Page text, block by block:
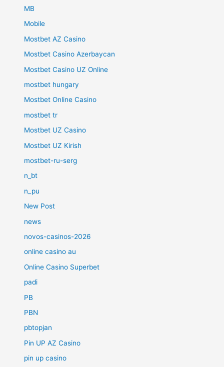
MB
Mobile
Mostbet AZ Casino
Mostbet Casino Azerbaycan
Mostbet Casino UZ Online
mostbet hungary
Mostbet Online Casino
mostbet tr
Mostbet UZ Casino
Mostbet UZ Kirish
mostbet-ru-serg
n_bt
n_pu
New Post
news
novos-casinos-2026
online casino au
Online Casino Superbet
padi
PB
PBN
pbtopjan
Pin UP AZ Casino
pin up casino